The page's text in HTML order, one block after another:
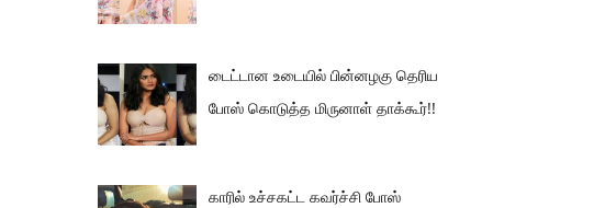
டைட்டான உடையில் பின்னழகு தெரிய
போஸ் கொடுத்த மிருனாள் தாக்கூர்!!
காரில் உச்சகட்ட கவர்ச்சி போஸ்